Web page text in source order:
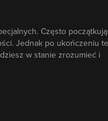
Często
Jednak po ukończeniu
w stanie zrozumieć i